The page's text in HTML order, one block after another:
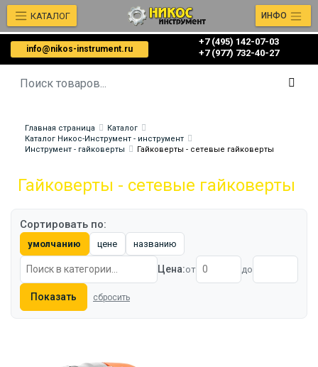
info@nikos-instrument.ru
+7 (495) 142-07-03
‎‎+7 (977) 732-40-27
КАТАЛОГ ИНФО
Главная страница
Каталог
Каталог Никос-Инструмент - инструмент
Инструмент - гайковерты
Гайковерты - сетевые гайковерты
Гайковерты - сетевые гайковерты
Сортировать по:
умолчанию цене названию
Цена:от до
Показать сбросить